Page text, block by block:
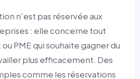
n'est pas réservée aux
: elle concerne tout
PME qui souhaite gagner du
plus efficacement. Des
comme les réservations